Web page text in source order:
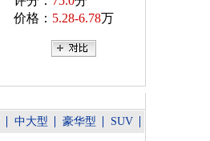
价格： 5.28-6.78万
中大型 豪华型 SUV